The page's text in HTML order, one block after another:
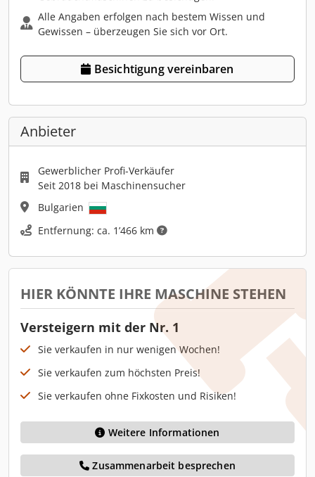
Alle Angaben erfolgen nach bestem Wissen und
Gewissen – überzeugen Sie sich vor Ort.
Besichtigung vereinbaren
Anbieter
Gewerblicher Profi-Verkäufer
Seit 2018 bei Maschinensucher
Bulgarien
Entfernung: ca. 1’466 km
HIER KÖNNTE IHRE MASCHINE STEHEN
Versteigern mit der Nr. 1
Sie verkaufen in nur wenigen Wochen!
Sie verkaufen zum höchsten Preis!
Sie verkaufen ohne Fixkosten und Risiken!
Weitere Informationen
Zusammenarbeit besprechen